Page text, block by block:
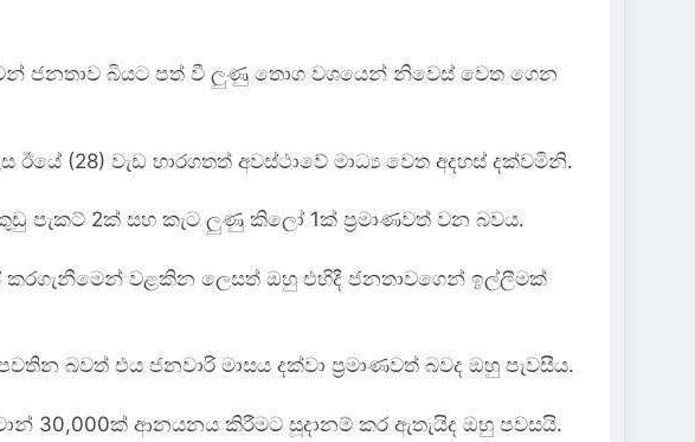
ජනතාව බියට පත් වී ලුණු තොග වශයෙන් නිවෙස් වෙත ගෙන
(28) වැඩ භාරගතත් අවස්ථාවේ මාධ්‍ය වෙත අදහස් දක්වමිනි.
පැකට් 2ක් සහ කැට ලුණු කිලෝ 1ක් ප්‍රමාණවත් වන බවය.
වළකින ලෙසත් ඔහු එහිදී ජනතාවගෙන් ඉල්ලීමක්
බවත් එය ජනවාරි මාසය දක්වා ප්‍රමාණවත් බවද ඔහු පැවසීය.
30,000ක් ආනයනය කිරීමට සූදානම් කර ඇතැයිද ඔහු පවසයි.